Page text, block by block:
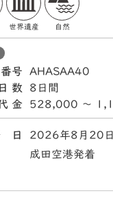
世界遺産 自然
号
AHASAA40
数
8日間
金
528,000 〜
日 2026年8月20
成田空港発着